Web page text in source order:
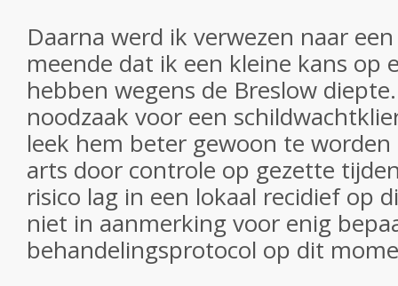
Daarna werd ik verwezen naar
meende dat ik een kleine kans op
hebben wegens de Breslow
noodzaak voor een
leek hem beter gewoon te
arts door controle op gezette
risico lag in een lokaal recidief op
niet in aanmerking voor enig
behandelingsprotocol op dit